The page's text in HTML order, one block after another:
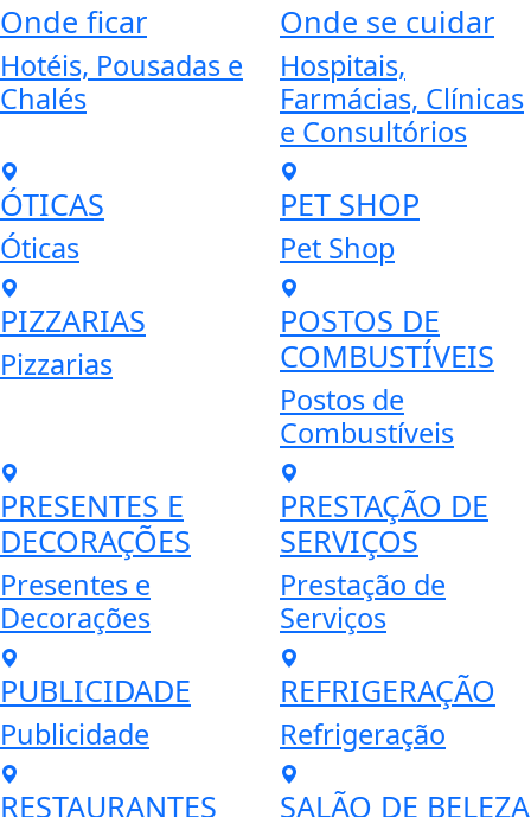
Onde ficar
Hotéis, Pousadas e
Chalés
Onde se cuidar
Hospitais,
Farmácias, Clínicas
e Consultórios
ÓTICAS
Óticas
PET SHOP
Pet Shop
PIZZARIAS
Pizzarias
POSTOS DE
COMBUSTÍVEIS
Postos de
Combustíveis
PRESENTES E
DECORAÇÕES
Presentes e
Decorações
PRESTAÇÃO DE
SERVIÇOS
Prestação de
Serviços
PUBLICIDADE
Publicidade
REFRIGERAÇÃO
Refrigeração
RESTAURANTES SALÃO DE BELEZA